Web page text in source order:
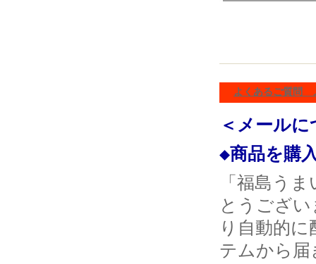
よくあるご質問
＜メール
◆商品を購
「福島う
とうござ
り自動的
テムから届